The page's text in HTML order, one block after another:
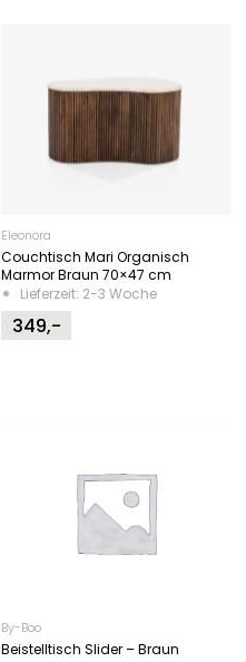
Eleonora
Couchtisch Mari Organisch
Marmor Braun 70×47 cm
Lieferzeit: 2-3 Woche
349,-
By-Boo
Beistelltisch Slider – Braun